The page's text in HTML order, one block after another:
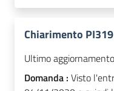
Chiarimento
Ultimo
Domanda : Visto